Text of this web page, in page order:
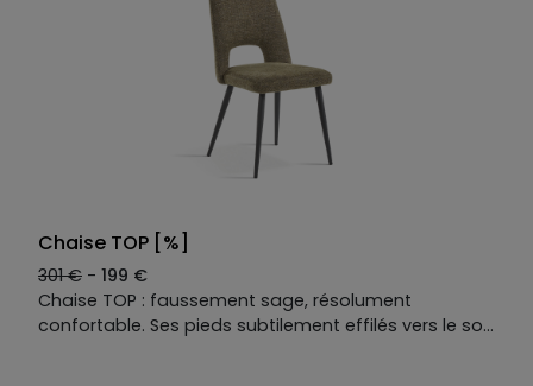
Chaise TOP [%]
301 € - 199 €
Chaise TOP : faussement sage, résolument
confortable. Ses pieds subtilement effilés vers le sol